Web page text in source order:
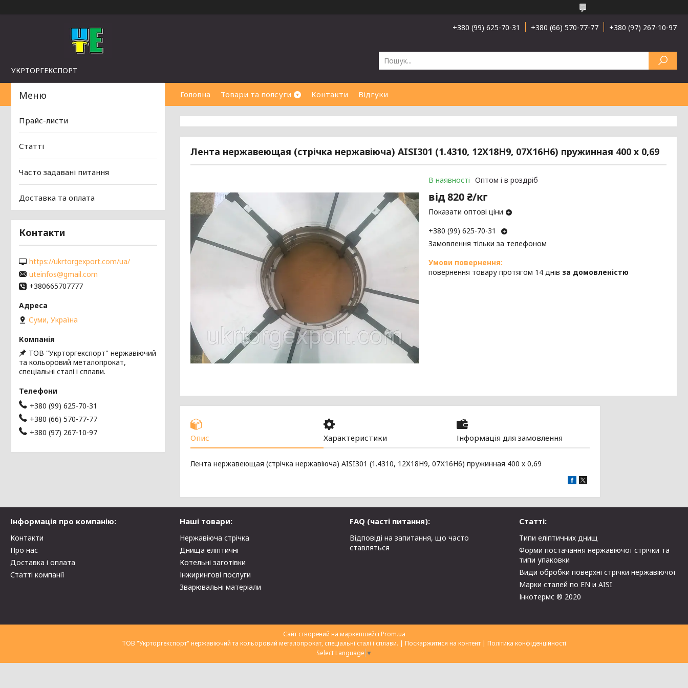
УКРТОРГЕКСПОРТ
+380 (99) 625-70-31 +380 (66) 570-77-77 +380 (97) 267-10-97
Головна Товари та полсуги Контакти Відгуки
Лента нержавеющая (стрічка нержавіюча) AISI301 (1.4310, 12Х18Н9, 07Х16Н6) пружинная 400 х 0,69
В наявності Оптом і в роздріб
від820 ₴/кг
Показати оптові ціни
+380 (99) 625-70-31
Замовлення тільки за телефоном
повернення товару протягом 14 днів за домовленістю
Опис Характеристики Інформація для замовлення
Лента нержавеющая (стрічка нержавіюча) AISI301 (1.4310, 12Х18Н9, 07Х16Н6) пружинная 400 х 0,69
Прайс-листи
Статті
Часто задавані питання
Доставка та оплата
Контакти
https://ukrtorgexport.com/ua/
uteinfos@gmail.com
+380665707777
Суми, Україна
ТОВ "Укрторгекспорт" нержавіючий
та кольоровий металопрокат,
спеціальні сталі і сплави.
+380 (99) 625-70-31
+380 (66) 570-77-77
+380 (97) 267-10-97
Інформація про компанію:
Контакти
Про нас
Доставка і оплата
Статті компанії
Наші товари:
Нержавіюча стрічка
Днища еліптичні
Котельні заготівки
Інжирингові послуги
Зварювальні матеріали
FAQ (часті питання):
Відповіді на запитання, що часто
ставляться
Статті:
Типи еліптичних днищ
Форми постачання нержавіючої стрічки та
типи упаковки
Види обробки поверхні стрічки нержавіючої
Марки сталей по EN и AISI
Інкотермс ® 2020
Сайт створений на маркетплейсі Prom.ua
ТОВ "Укрторгекспорт" нержавіючий та кольоровий металопрокат, спеціальні сталі і сплави. | Поскаржитися на контент | Політика конфіденційності
Select Language ▼